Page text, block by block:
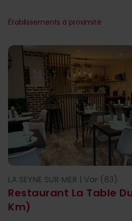
Établissements à proximité
Restaurant La Table
Km)
LA SEYNE SUR MER | Var (83)